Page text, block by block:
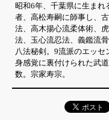
昭和6年、千葉県に生まれ
者、高松寿嗣に師事し、
法、高木揚心流柔体術、
法、玉心流忍法、義鑑流
八法秘剣。9流派のエッ
身感覚に裏付けられた武
数。宗家寿宗。